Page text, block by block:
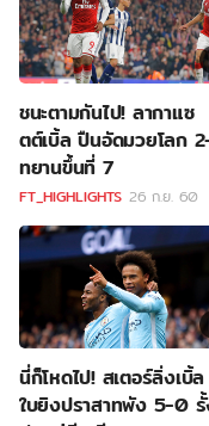
ชนะตามกันไป! ลากาแซ
ตต์เบิ้ล ปืนอัดมวยโลก
ทยานขึ้นที่ 7
FT_HIGHLIGHTS 26 ก.ย. 60
นี่ก็โหดไป! สเตอร์ลิ่งเบิ้ล
ใบยิงปราสาทพัง 5-0 รั้